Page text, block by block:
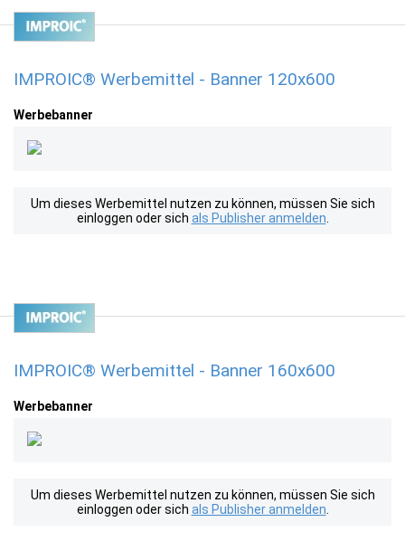
IMPROIC® Werbemittel - Banner 120x600
Werbebanner
Um dieses Werbemittel nutzen zu können, müssen Sie sich
einloggen oder sich als Publisher anmelden
IMPROIC® Werbemittel - Banner 160x600
Werbebanner
Um dieses Werbemittel nutzen zu können, müssen Sie sich
einloggen oder sich als Publisher anmelden